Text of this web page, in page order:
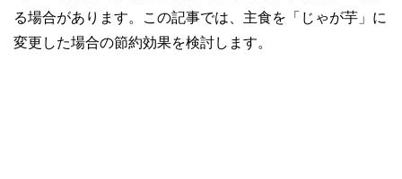
る場合があります。この記事では、主食を「じゃが芋」に
変更した場合の節約効果を検討します。